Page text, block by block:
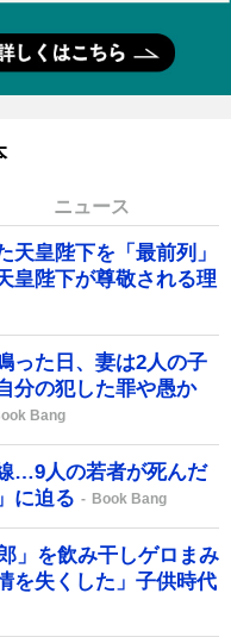
ニュース
皇陛下を「最前列」
陛下が尊敬される理
った日、妻は2人の子
分の犯した罪や愚か
Bang
…9人の若者が死んだ
に迫る
Book Bang
」を飲み干しゲロまみ
を失くした」子供時代